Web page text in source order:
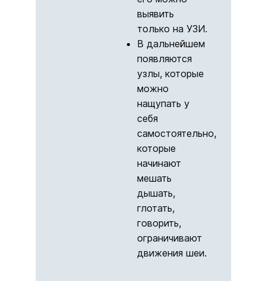
выявить
только на УЗИ.
В дальнейшем
появляются
узлы, которые
можно
нащупать у
себя
самостоятельно,
которые
начинают
мешать
дышать,
глотать,
говорить,
ограничивают
движения шеи.